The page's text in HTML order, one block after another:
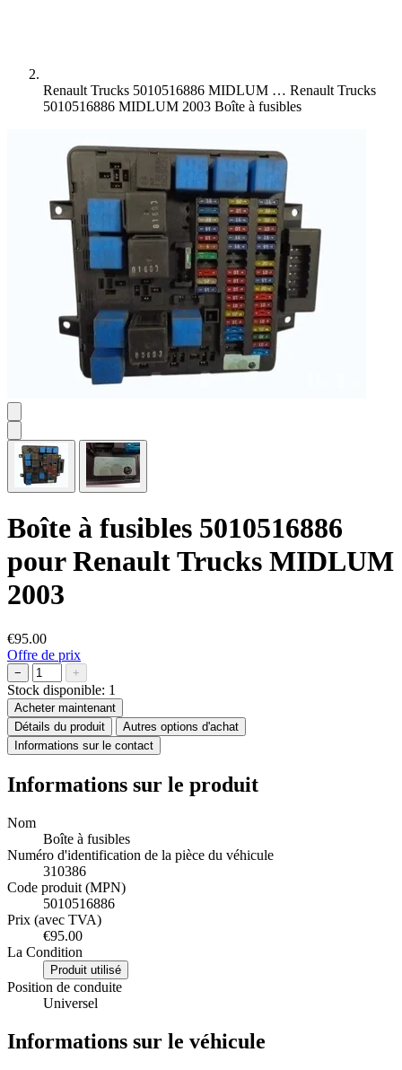
Renault Trucks 5010516886 MIDLUM … Renault Trucks
5010516886 MIDLUM 2003 Boîte à fusibles
Boîte à fusibles 5010516886
pour Renault Trucks MIDLUM
2003
€95.00
Offre de prix
− +
Stock disponible: 1
Acheter maintenant
Détails du produit
Autres options d'achat
Informations sur le contact
Informations sur le produit
Nom
Boîte à fusibles
Numéro d'identification de la pièce du véhicule
310386
Code produit (MPN)
5010516886
Prix (avec TVA)
€95.00
La Condition
Produit utilisé
Position de conduite
Universel
Informations sur le véhicule